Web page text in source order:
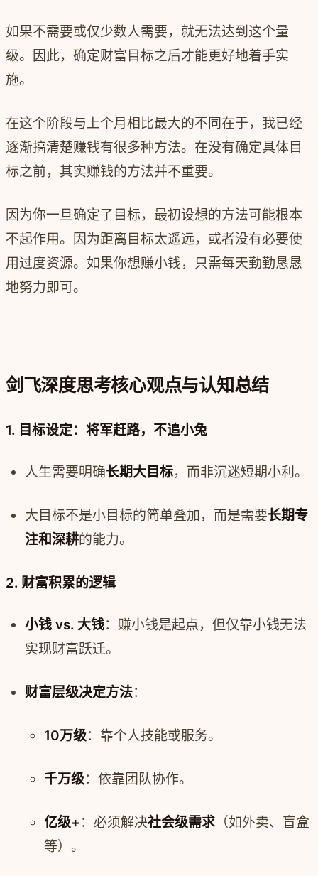
如果不需要或仅少数人需要，就无法达到这个量
级。因此，确定财富目标之后才能更好地着手实
施。
在这个阶段与上个月相比最大的不同在于，我已经
逐渐搞清楚赚钱有很多种方法。在没有确定具体目
标之前，其实赚钱的方法并不重要。
因为你一旦确定了目标，最初设想的方法可能根本
不起作用。因为距离目标太遥远，或者没有必要使
用过度资源。如果你想赚小钱，只需每天勤勤恳恳
地努力即可。
剑飞深度思考核心观点与认知总结
1. 目标设定：将军赶路，不追小兔
人生需要明确长期大目标，而非沉迷短期小利。
大目标不是小目标的简单叠加，而是需要长期专
注和深耕的能力。
2. 财富积累的逻辑
小钱 vs. 大钱：赚小钱是起点，但仅靠小钱无法
实现财富跃迁。
财富层级决定方法：
10万级：靠个人技能或服务。
千万级：依靠团队协作。
亿级+ ：必须解决社会级需求 （如外卖、盲盒
等）。